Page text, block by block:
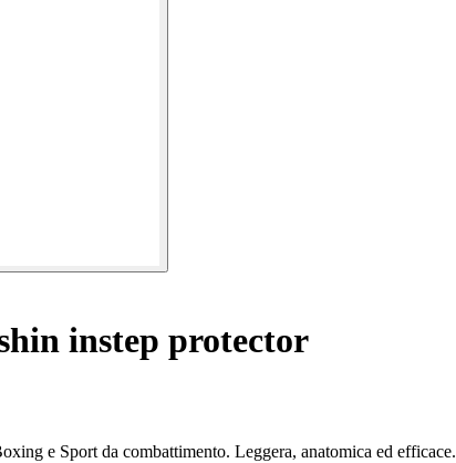
instep protector
e Sport da combattimento. Leggera, anatomica ed efficace.